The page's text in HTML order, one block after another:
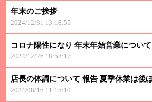
年末のご挨拶
2024/12/31 13:18:55
コロナ陽性になり 年末年始営業について
2024/12/26 18:58:17
店長の体調について 報告 夏季休業は後
2024/08/16 11:15:10